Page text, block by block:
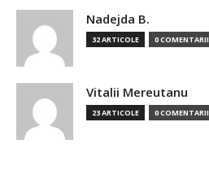
Nadejda B.
32 ARTICOLE 0 COMENTARII
Vitalii Mereutanu
23 ARTICOLE 0 COMENTARII